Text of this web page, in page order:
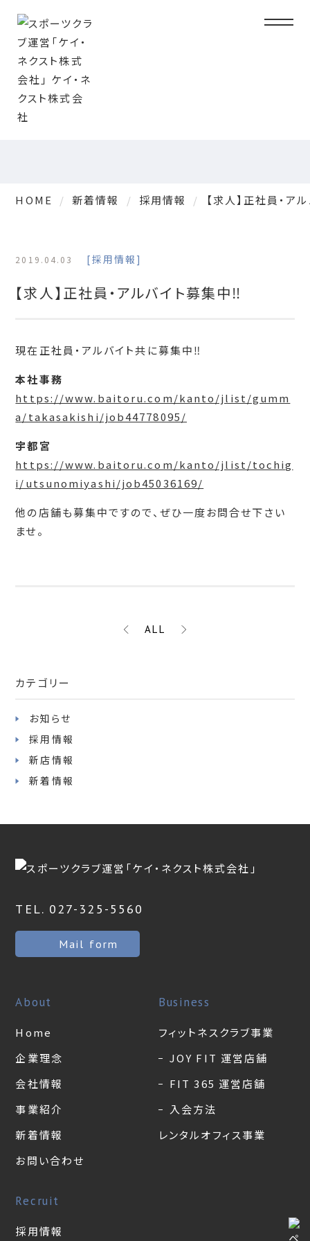
メニ
TOPICS
HOME 新着情報 採用情報 【求人】正社員・ア
カテゴリー
お知らせ
採用情報
新店情報
新着情報
2019.04.03 採用情報
【求人】正社員・アルバイト募集中‼
現在正社員・アルバイト共に募集中‼
本社事務
https://www.baitoru.com/kanto/jlist/gumm
a/takasakishi/job44778095/
宇都宮
https://www.baitoru.com/kanto/jlist/tochig
i/utsunomiyashi/job45036169/
他の店舗も募集中ですので、ぜひ一度お問合せ下さい
ませ。
ALL
TEL. 027-325-5560
Mail form
About
Home
企業理念
会社情報
事業紹介
新着情報
お問い合わせ
Business
フィットネスクラブ事業
JOY FIT 運営店舗
FIT 365 運営店舗
入会方法
レンタルオフィス事業
Recruit
採用情報